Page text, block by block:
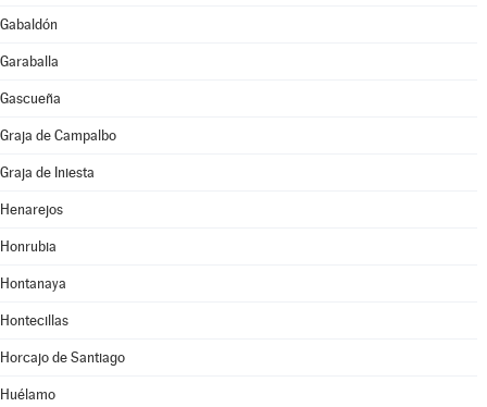
Gabaldón
Garaballa
Gascueña
Graja de Campalbo
Graja de Iniesta
Henarejos
Honrubia
Hontanaya
Hontecillas
Horcajo de Santiago
Huélamo